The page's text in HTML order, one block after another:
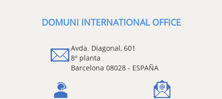
DOMUNI INTERNATIONAL OFFICE
Avda. Diagonal, 601
8º planta
Barcelona 08028 - ESPAÑA